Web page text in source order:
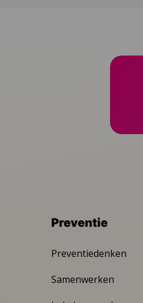
Preventie
Preventiedenken
Samenwerken